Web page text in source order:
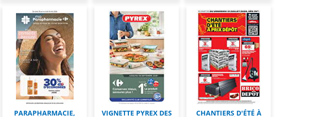
PARAPHARMACIE,
VIGNETTE PYREX DES
CHANTIERS D'ÉTÉ À